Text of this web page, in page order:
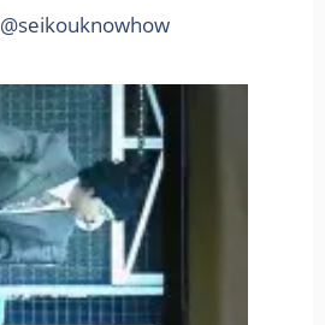
@seikouknowhow